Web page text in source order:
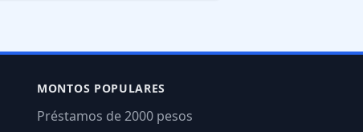
MONTOS POPULARES
Préstamos de 2000 pesos